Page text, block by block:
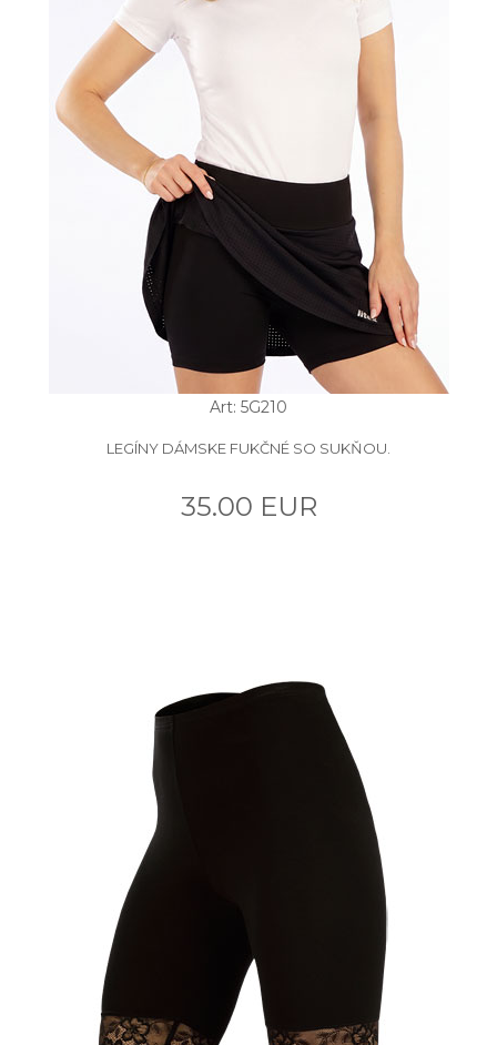
Art: 5G210
LEGÍNY DÁMSKE FUKČNÉ SO SUKŇOU.
35.00 EUR